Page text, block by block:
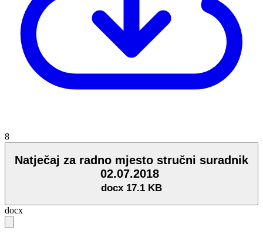
8
Natječaj za radno mjesto stručni suradnik
02.07.2018
docx 17.1 KB
docx